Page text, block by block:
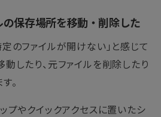
保存場所を移動・削除した
のファイルが開けない」と感じて
したり、元ファイルを削除したり
。
プやクイックアクセスに置いたシ